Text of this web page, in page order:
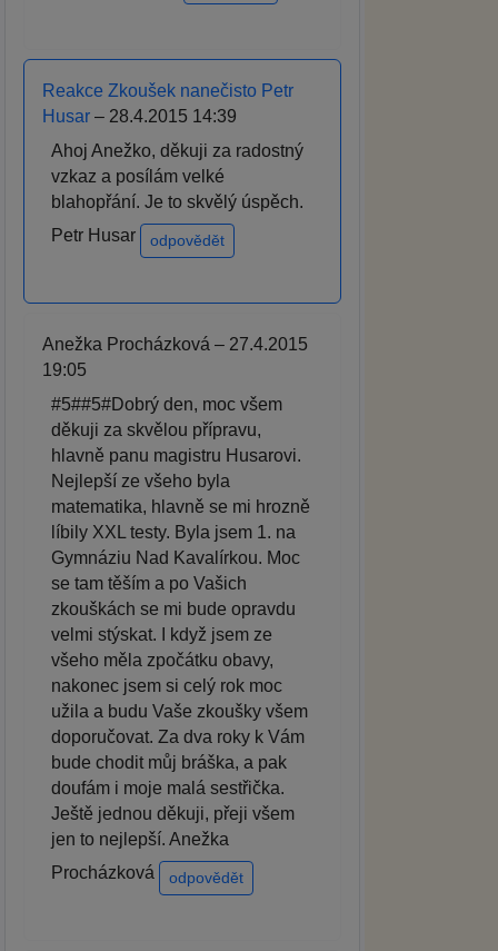
Reakce Zkoušek nanečisto Petr
Husar – 28.4.2015 14:39
Ahoj Anežko, děkuji za radostný
vzkaz a posílám velké
blahopřání. Je to skvělý úspěch.
Petr Husar
odpovědět
Anežka Procházková – 27.4.2015
19:05
#5##5#Dobrý den, moc všem
děkuji za skvělou přípravu,
hlavně panu magistru Husarovi.
Nejlepší ze všeho byla
matematika, hlavně se mi hrozně
líbily XXL testy. Byla jsem 1. na
Gymnáziu Nad Kavalírkou. Moc
se tam těším a po Vašich
zkouškách se mi bude opravdu
velmi stýskat. I když jsem ze
všeho měla zpočátku obavy,
nakonec jsem si celý rok moc
užila a budu Vaše zkoušky všem
doporučovat. Za dva roky k Vám
bude chodit můj bráška, a pak
doufám i moje malá sestřička.
Ještě jednou děkuji, přeji všem
jen to nejlepší. Anežka
Procházková
odpovědět